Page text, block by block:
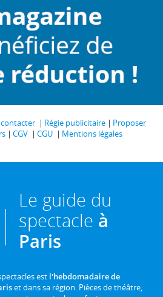
Régie publicitaire
Proposer
CGV CGU
Mentions légales
Le guide du
spectacle à
Paris
est l'hebdomadaire de
et dans sa région. Pièces de théâtre,